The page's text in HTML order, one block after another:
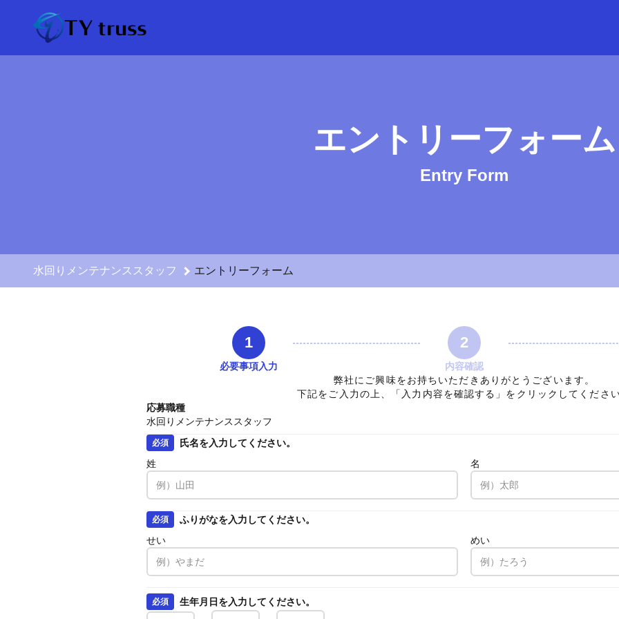
エントリーフォーム
Entry Form
水回りメンテナンススタッフ エントリーフォーム
1
必要事項入力
2
内容確認
弊社にご興味をお持ちいただきありがとうございます。
下記をご入力の上、「入力内容を確認する」をクリックしてください
応募職種
水回りメンテナンススタッフ
必須
氏名を入力してください。
姓
名
必須
ふりがなを入力してください。
せい
めい
必須 生年月日を入力してください。